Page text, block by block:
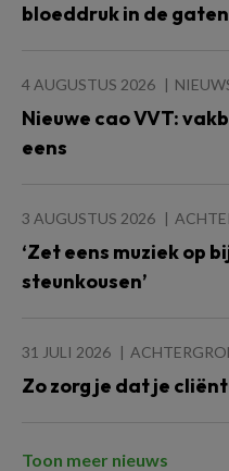
bloeddruk in de
4 AUGUSTUS 2026
Nieuwe cao VVT:
eens
3 AUGUSTUS 2026
‘Zet eens muziek op
steunkousen’
31 JULI 2026
Zo zorg je dat je
Toon meer nieuws